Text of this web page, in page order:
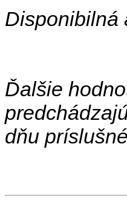
Disponibilná
Ďalšie
dňu